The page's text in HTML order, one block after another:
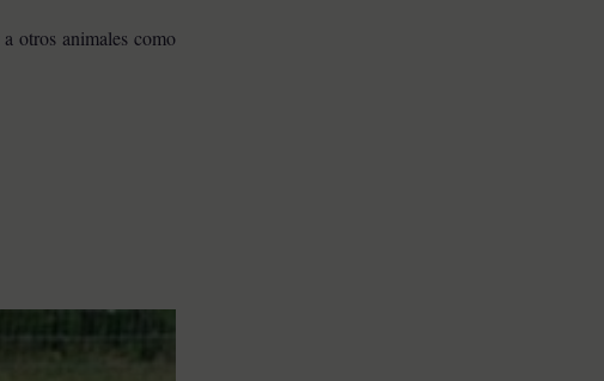
otros animales como